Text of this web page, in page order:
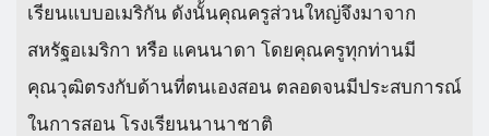
เรียนแบบอเมริกัน ดังนั้นคุณครูส่วนใหญ่จึงมาจาก
สหรัฐอเมริกา หรือ แคนนาดา โดยคุณครูทุกท่านมี
คุณวุฒิตรงกับด้านที่ตนเองสอน ตลอดจนมีประสบการณ์
ในการสอน โรงเรียนนานาชาติ